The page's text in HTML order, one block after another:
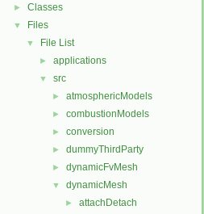
► Classes
▼ Files
▼ File List
► applications
▼ src
► atmosphericModels
► combustionModels
► conversion
► dummyThirdParty
► dynamicFvMesh
▼ dynamicMesh
► attachDetach